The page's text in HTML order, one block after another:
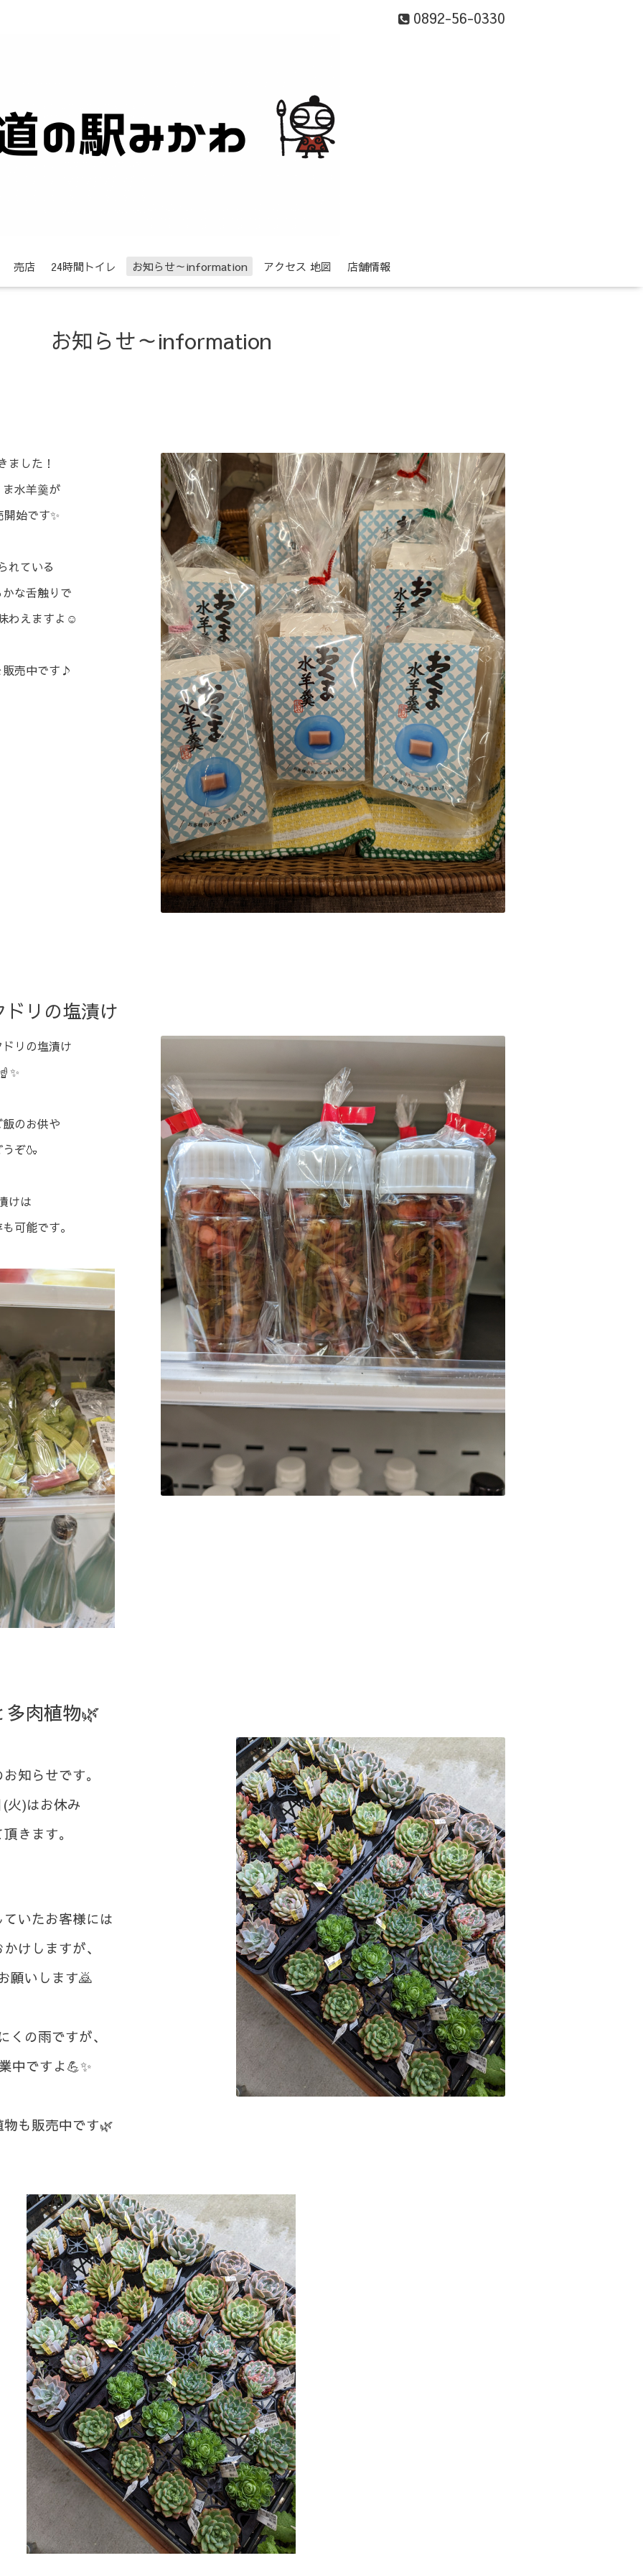
0892-56-0330
売店 24時間トイレ お知らせ～information アクセス 地図 店舗情報
お知らせ～information
ました！⁡
水羊羹が
始です✨⁡
れている
な舌触りで
わえますよ☺️
販売中です♪
リの塩漬け
リの塩漬け
のお供や
ぞ🍶⁡
けは
可能です。
肉植物🌿
知らせです。⁡
火)はお休み
きます。
いたお客様には
けしますが、
願いします🙇⁡
くの雨ですが、
中ですよ💪✨⁡
も販売中です🌿⁡